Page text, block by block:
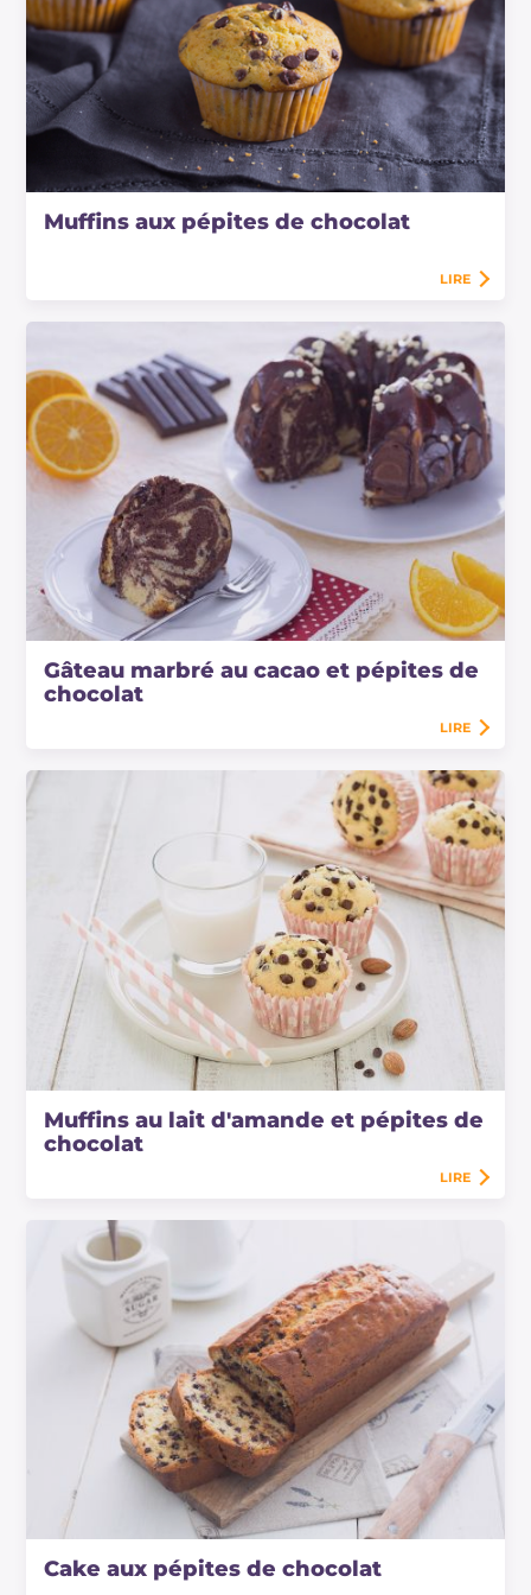
Muffins aux pépites de chocolat
LIRE
Gâteau marbré au cacao et pépites de
chocolat
LIRE
Muffins au lait d'amande et pépites de
chocolat
LIRE
Cake aux pépites de chocolat